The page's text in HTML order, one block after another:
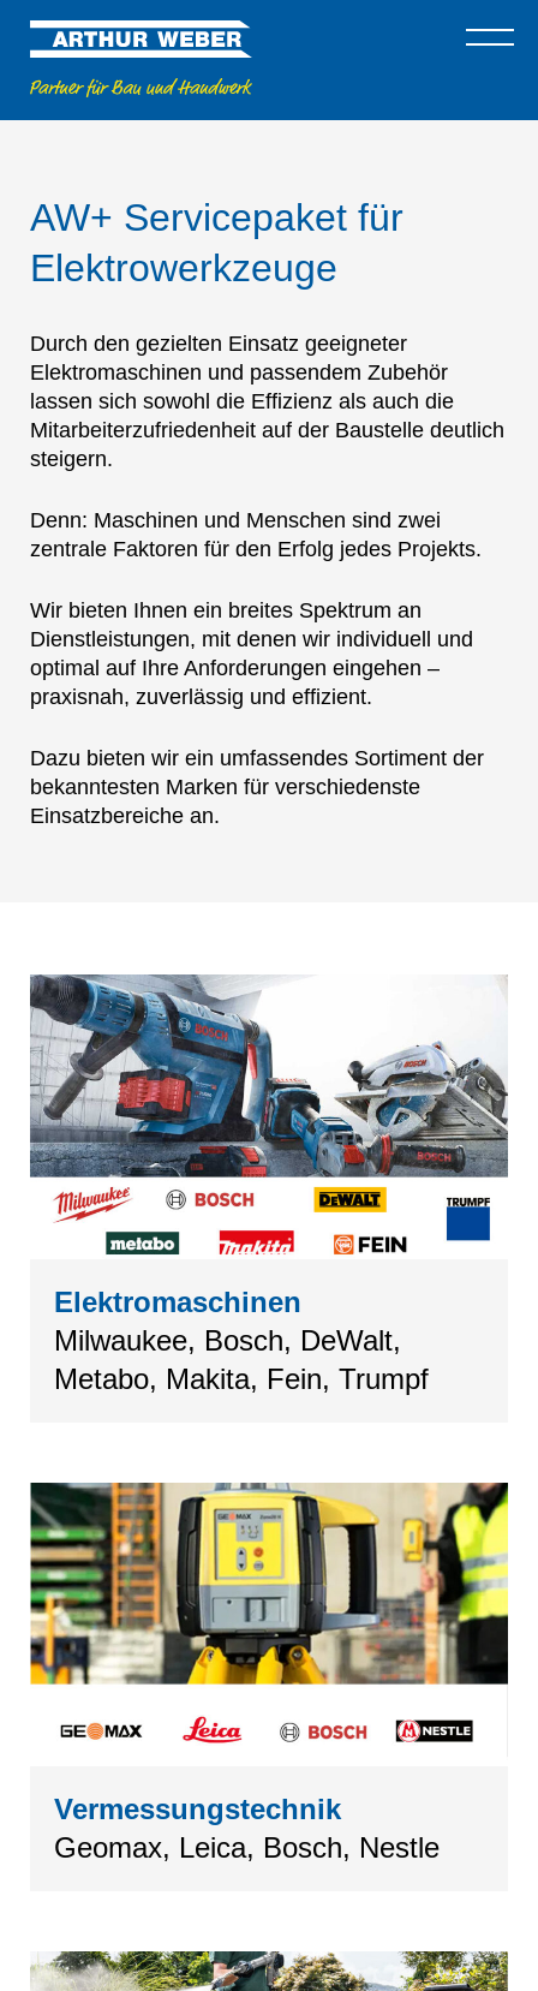
AW+ Servicepaket für
Elektrowerkzeuge
Durch den gezielten Einsatz geeigneter
Elektromaschinen und passendem Zubehör
lassen sich sowohl die Effizienz als auch die
Mitarbeiterzufriedenheit auf der Baustelle deutlich
steigern.
Denn: Maschinen und Menschen sind zwei
zentrale Faktoren für den Erfolg jedes Projekts.
Wir bieten Ihnen ein breites Spektrum an
Dienstleistungen, mit denen wir individuell und
optimal auf Ihre Anforderungen eingehen –
praxisnah, zuverlässig und effizient.
Dazu bieten wir ein umfassendes Sortiment der
bekanntesten Marken für verschiedenste
Einsatzbereiche an.
Elektromaschinen
Milwaukee, Bosch, DeWalt,
Metabo, Makita, Fein, Trumpf
Vermessungstechnik
Geomax, Leica, Bosch, Nestle